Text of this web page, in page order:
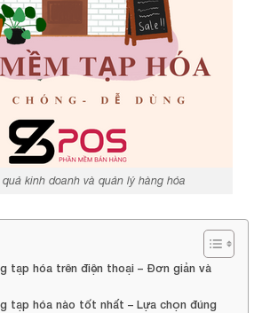
kinh doanh và quản lý hàng hóa
tạp hóa trên điện thoại – Đơn giản và
tạp hóa nào tốt nhất – Lựa chọn đúng